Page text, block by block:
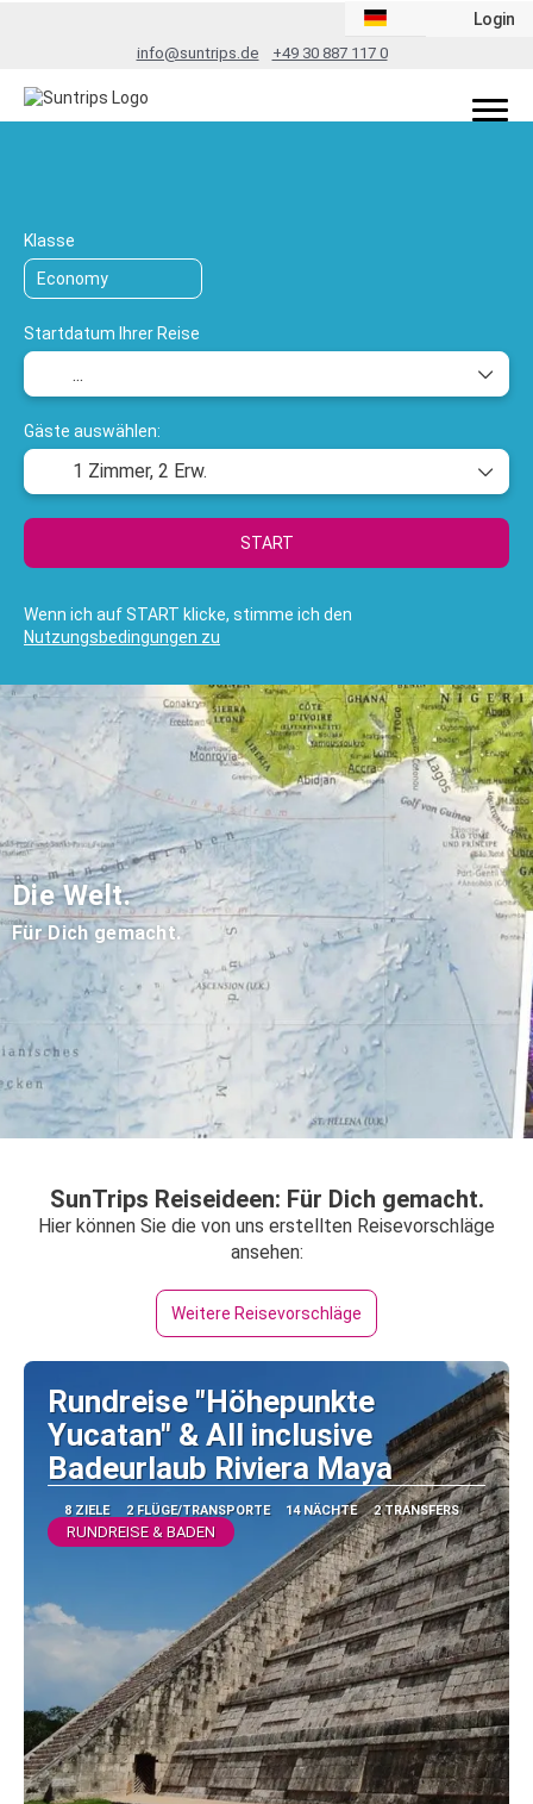
info@suntrips.de +49 30 887 117 0
Login
Die Welt.
Für Dich gemacht.
Klasse
Startdatum Ihrer Reise
Gäste auswählen:
1 Zimmer, 2 Erw.
START
Wenn ich auf START klicke, stimme ich den
Nutzungsbedingungen zu
SunTrips Reiseideen: Für Dich gemacht.
Hier können Sie die von uns erstellten Reisevorschläge
ansehen:
Weitere Reisevorschläge
Rundreise "Höhepunkte
Yucatan" & All inclusive
Badeurlaub Riviera Maya
8 ZIELE 2 FLÜGE/TRANSPORTE 14 NÄCHTE 2 TRANSFERS
RUNDREISE & BADEN